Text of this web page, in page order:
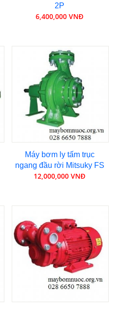
2P
6,400,000 VNĐ
Máy bơm ly tấm trục
ngang đầu rời Mitsuky FS
12,000,000 VNĐ